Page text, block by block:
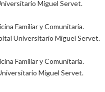
Miguel Servet.
Familiar y Comunitaria.
Universitario Miguel Servet.
Familiar y Comunitaria.
Miguel Servet.